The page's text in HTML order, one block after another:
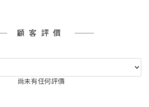
顧客評價
尚未有任何評價